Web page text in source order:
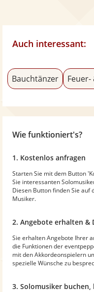
Auch interessant:
Bauchtänzer Feuer-
Wie funktioniert's?
1. Kostenlos anfragen
Starten Sie mit dem Button
Sie interessanten
Diesen Button finden Sie auf
Musiker.
2. Angebote erhalten &
Sie erhalten Angebote Ihrer
die Funktionen der
mit den Akkordeonspielern
spezielle Wünsche zu
3. Solomusiker